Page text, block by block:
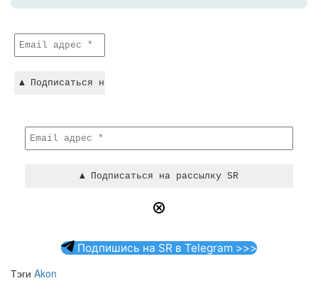
Подпишись на SR в Telegram >>>
Тэги Akon